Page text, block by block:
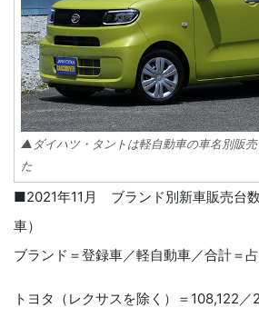
▲ダイハツ・タントは軽自動車の車名別販
た
■2021年11月 ブランド別新車販売台
車）
ブランド＝登録車／軽自動車／合計＝
トヨタ（レクサスを除く）＝108,122／